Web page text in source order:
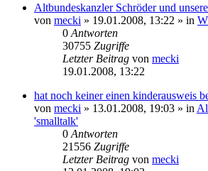
Altbundeskanzler Schröder und
von mecki » 19.01.2008, 13:22 » in
0 Antworten
30755 Zugriffe
Letzter Beitrag von mecki
19.01.2008, 13:22
hat noch keiner einen kinderausweis
von mecki » 13.01.2008, 19:03 » in
'smalltalk'
0 Antworten
21556 Zugriffe
Letzter Beitrag von mecki